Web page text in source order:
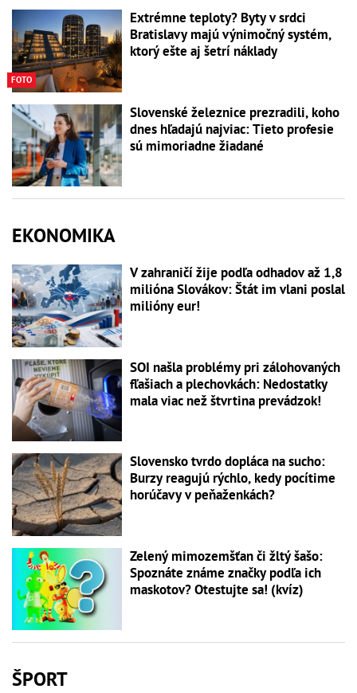
FOTO
Extrémne teploty? Byty v srdci
Bratislavy majú výnimočný systém,
ktorý ešte aj šetrí náklady
Slovenské železnice prezradili, koho
dnes hľadajú najviac: Tieto profesie
sú mimoriadne žiadané
EKONOMIKA
V zahraničí žije podľa odhadov až 1,8
milióna Slovákov: Štát im vlani poslal
milióny eur!
SOI našla problémy pri zálohovaných
fľašiach a plechovkách: Nedostatky
mala viac než štvrtina prevádzok!
Slovensko tvrdo dopláca na sucho:
Burzy reagujú rýchlo, kedy pocítime
horúčavy v peňaženkách?
Zelený mimozemšťan či žltý šašo:
Spoznáte známe značky podľa ich
maskotov? Otestujte sa! (kvíz)
ŠPORT